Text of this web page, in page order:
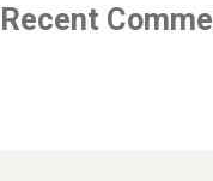
Recent